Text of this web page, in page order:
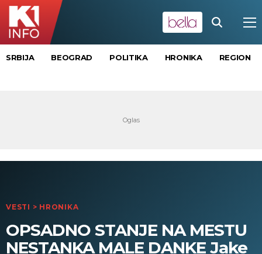
SRBIJA BEOGRAD POLITIKA HRONIKA REGION
VESTI > HRONIKA
OPSADNO STANJE NA MESTU
NESTANKA MALE DANKE Jake